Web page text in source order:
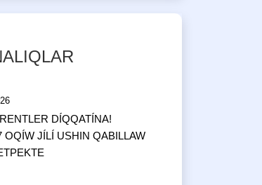
DÍQQATÍNA!
OQÍW JÍLÍ USHIN QABILLAW